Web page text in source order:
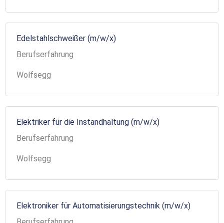
Edelstahlschweißer (m/w/x)
Berufserfahrung
Wolfsegg
Elektriker für die Instandhaltung (m/w/x)
Berufserfahrung
Wolfsegg
Elektroniker für Automatisierungstechnik (m/w/x)